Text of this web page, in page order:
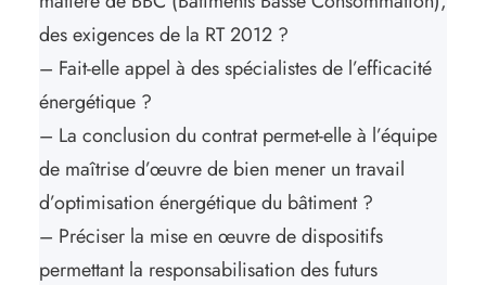
des exigences de la RT 2012 ?
– Fait-elle appel à des spécialistes de l’efficacité
énergétique ?
– La conclusion du contrat permet-elle à l’équipe
de maîtrise d’œuvre de bien mener un travail
d’optimisation énergétique du bâtiment ?
– Préciser la mise en œuvre de dispositifs
permettant la responsabilisation des futurs